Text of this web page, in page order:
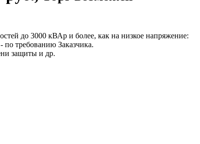
до 3000 кВАр и более, как на низкое напряжение:
требованию Заказчика.
защиты и др.